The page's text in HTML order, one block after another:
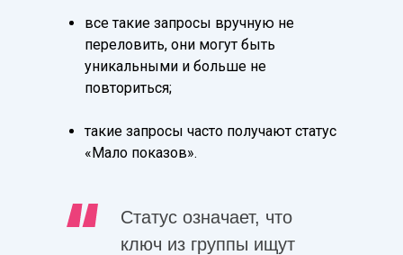
Статус означает, что
ключ из группы ищут
все такие запросы вручную не
переловить, они могут быть
уникальными и больше не
повториться;
такие запросы часто получают статус
«Мало показов».